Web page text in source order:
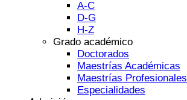
A-C
D-G
H-Z
Grado académico
Doctorados
Maestrías Académicas
Maestrías Profesionales
Especialidades